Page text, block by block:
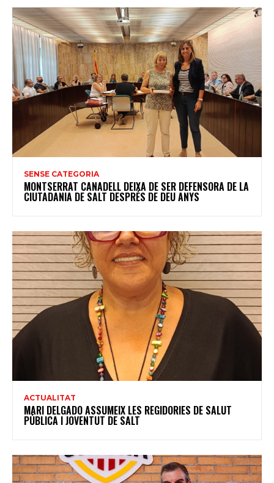
SENSE CATEGORIA
MONTSERRAT CANADELL DEIXA DE SER DEFENSORA DE LA
CIUTADANIA DE SALT DESPRÉS DE DEU ANYS
ACTUALITAT
MARI DELGADO ASSUMEIX LES REGIDORIES DE SALUT
PÚBLICA I JOVENTUT DE SALT